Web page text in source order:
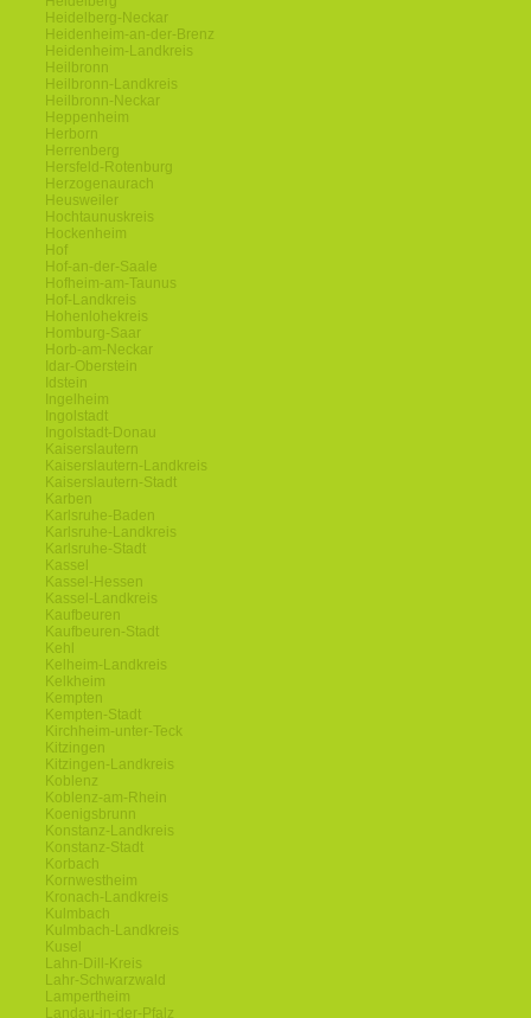
Heidelberg-Neckar
Heidenheim-an-der-Brenz
Heidenheim-Landkreis
Heilbronn
Heilbronn-Landkreis
Heilbronn-Neckar
Heppenheim
Herborn
Herrenberg
Hersfeld-Rotenburg
Herzogenaurach
Heusweiler
Hochtaunuskreis
Hockenheim
Hof
Hof-an-der-Saale
Hofheim-am-Taunus
Hof-Landkreis
Hohenlohekreis
Homburg-Saar
Horb-am-Neckar
Idar-Oberstein
Idstein
Ingelheim
Ingolstadt
Ingolstadt-Donau
Kaiserslautern
Kaiserslautern-Landkreis
Kaiserslautern-Stadt
Karben
Karlsruhe-Baden
Karlsruhe-Landkreis
Karlsruhe-Stadt
Kassel
Kassel-Hessen
Kassel-Landkreis
Kaufbeuren
Kaufbeuren-Stadt
Kehl
Kelheim-Landkreis
Kelkheim
Kempten
Kempten-Stadt
Kirchheim-unter-Teck
Kitzingen
Kitzingen-Landkreis
Koblenz
Koblenz-am-Rhein
Koenigsbrunn
Konstanz-Landkreis
Konstanz-Stadt
Korbach
Kornwestheim
Kronach-Landkreis
Kulmbach
Kulmbach-Landkreis
Kusel
Lahn-Dill-Kreis
Lahr-Schwarzwald
Lampertheim
Landau-in-der-Pfalz